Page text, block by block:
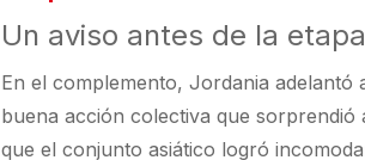
Un aviso antes de la
En el complemento, Jordania
buena acción colectiva que sorprendió
que el conjunto asiático logró